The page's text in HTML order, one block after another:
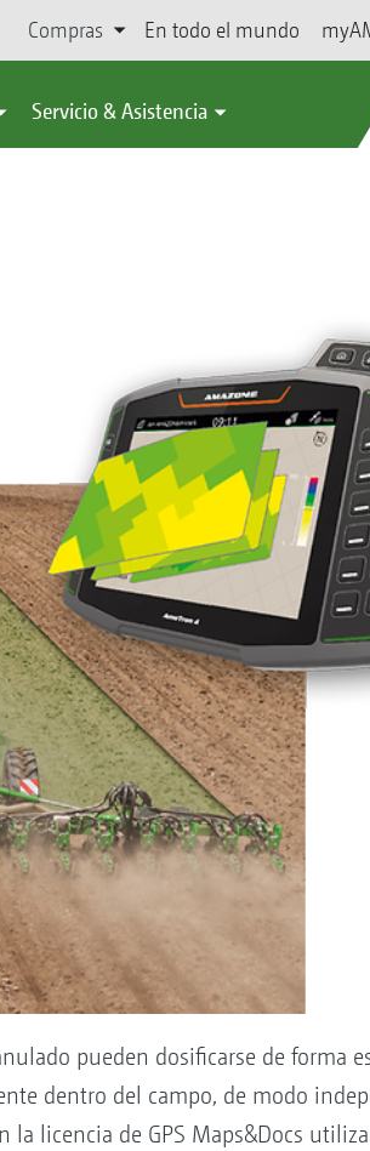
Compras En todo el mundo
Servicio & Asistencia
pueden dosificarse de forma
dentro del campo, de modo
licencia de GPS Maps&Docs